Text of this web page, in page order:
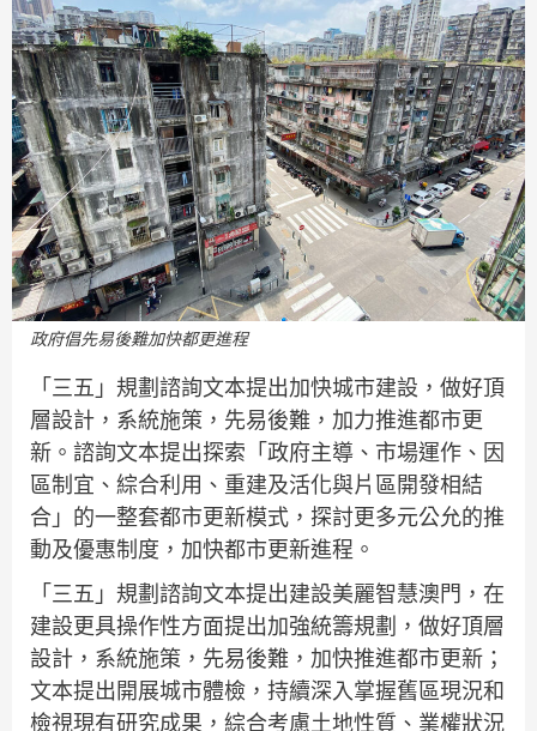
政府倡先易後難加快都更進程
「三五」規劃諮詢文本提出加快城市建設，做好頂
層設計，系統施策，先易後難，加力推進都市更
新。諮詢文本提出探索「政府主導、市場運作、因
區制宜、綜合利用、重建及活化與片區開發相結
合」的一整套都市更新模式，探討更多元公允的推
動及優惠制度，加快都市更新進程。
「三五」規劃諮詢文本提出建設美麗智慧澳門，在
建設更具操作性方面提出加強統籌規劃，做好頂層
設計，系統施策，先易後難，加快推進都市更新；
文本提出開展城市體檢，持續深入掌握舊區現況和
檢視現有研究成果，綜合考慮土地性質、業權狀況